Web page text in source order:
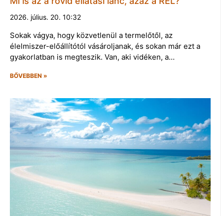
2026. július. 20. 10:32
Sokak vágya, hogy közvetlenül a termelőtől, az
élelmiszer-előállítótól vásároljanak, és sokan már ezt a
gyakorlatban is megteszik. Van, aki vidéken, a…
BŐVEBBEN »